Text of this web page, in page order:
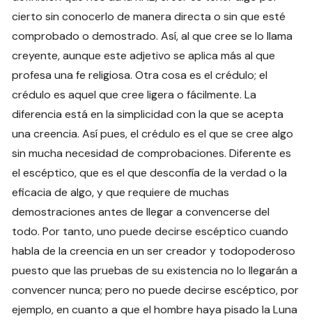
cierto sin conocerlo de manera directa o sin que esté
comprobado o demostrado. Así, al que cree se lo llama
creyente, aunque este adjetivo se aplica más al que
profesa una fe religiosa. Otra cosa es el crédulo; el
crédulo es aquel que cree ligera o fácilmente. La
diferencia está en la simplicidad con la que se acepta
una creencia. Así pues, el crédulo es el que se cree algo
sin mucha necesidad de comprobaciones. Diferente es
el escéptico, que es el que desconfía de la verdad o la
eficacia de algo, y que requiere de muchas
demostraciones antes de llegar a convencerse del
todo. Por tanto, uno puede decirse escéptico cuando
habla de la creencia en un ser creador y todopoderoso
puesto que las pruebas de su existencia no lo llegarán a
convencer nunca; pero no puede decirse escéptico, por
ejemplo, en cuanto a que el hombre haya pisado la Luna